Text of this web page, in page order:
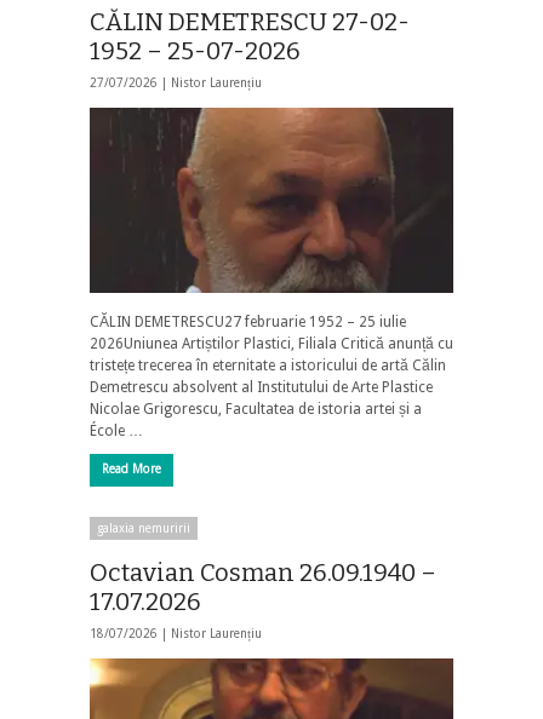
CĂLIN DEMETRESCU 27-02-
1952 – 25-07-2026
27/07/2026 | Nistor Laurențiu
CĂLIN DEMETRESCU27 februarie 1952 – 25 iulie
2026Uniunea Artiștilor Plastici, Filiala Critică anunță cu
tristețe trecerea în eternitate a istoricului de artă Călin
Demetrescu absolvent al Institutului de Arte Plastice
Nicolae Grigorescu, Facultatea de istoria artei și a
École …
Read More
galaxia nemuririi
Octavian Cosman 26.09.1940 –
17.07.2026
18/07/2026 | Nistor Laurențiu